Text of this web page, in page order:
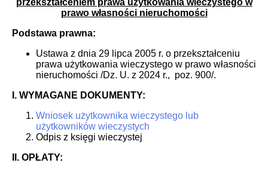
przekształceniem prawa użytkowania wieczystego w
prawo własności nieruchomości
Podstawa prawna:
Ustawa z dnia 29 lipca 2005 r. o przekształceniu
prawa użytkowania wieczystego w prawo własności
nieruchomości /Dz. U. z 2024 r., poz. 900/.
I. WYMAGANE DOKUMENTY:
Wniosek użytkownika wieczystego lub
użytkowników wieczystych
Odpis z księgi wieczystej
II. OPŁATY: